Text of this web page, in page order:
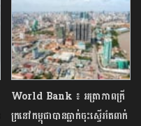
លោកធ្លាប់មានកំពុងធ្លាក់ចុះខ្លាំង
World Bank ៖ អត្រា​ភាពក្រី
ក្រនៅ​កម្ពុជាបានធ្លាក់ចុះស្ទើរតែពាក់